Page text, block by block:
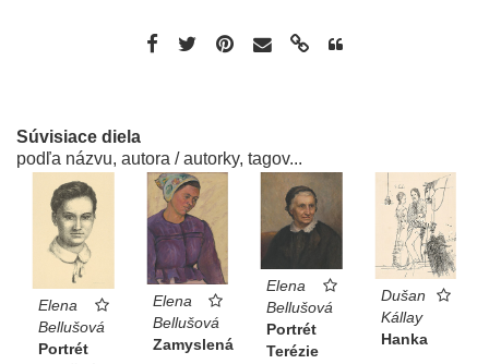
Súvisiace diela
podľa názvu, autora / autorky, tagov...
Elena
Bellušová
Portrét
Elena
Bellušová
Zamyslená
Elena
Bellušová
Portrét
Terézie
Dušan
Kállay
Hanka